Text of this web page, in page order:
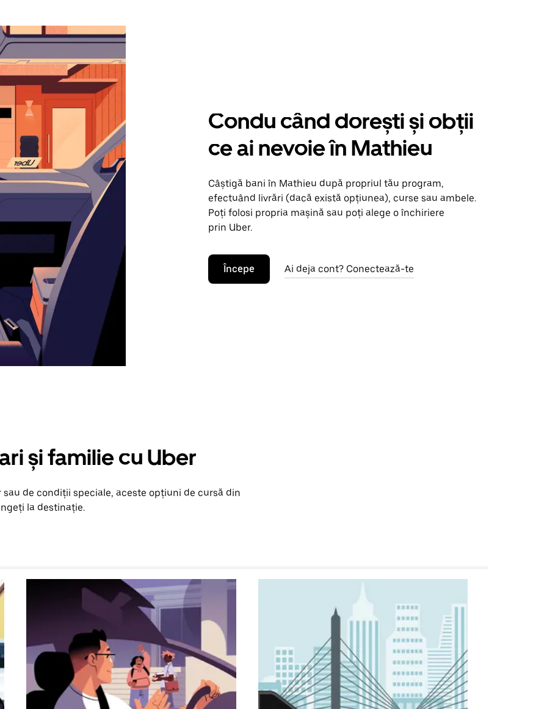
Condu când dorești și obții
ce ai nevoie în Mathieu
Câștigă bani în Mathieu după propriul tău program,
efectuând livrări (dacă există opțiunea), curse sau ambele.
Poți folosi propria mașină sau poți alege o închiriere
prin Uber.
Începe Ai deja cont? Conectează-te
și familie cu Uber
de condiții speciale, aceste opțiuni de cursă din
la destinație.